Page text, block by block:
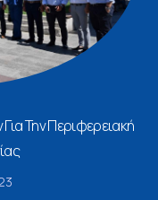
Την Περιφερειακή